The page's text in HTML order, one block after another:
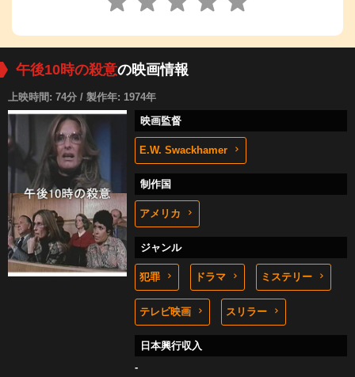
午後10時の殺意の映画情報
上映時間: 74分 / 製作年: 1974年
映画監督
E.W. Swackhamer
制作国
アメリカ
ジャンル
犯罪 ドラマ ミステリー
テレビ映画 スリラー
日本興行収入
-